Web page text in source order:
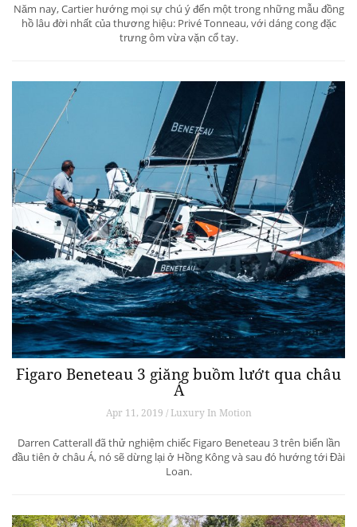
Năm nay, Cartier hướng mọi sự chú ý đến một trong những mẫu đồng
hồ lâu đời nhất của thương hiệu: Privé Tonneau, với dáng cong đặc
trưng ôm vừa vặn cổ tay.
Figaro Beneteau 3 giăng buồm lướt qua châu
Á
Apr 11, 2019 / Luxury In Motion
Darren Catterall đã thử nghiệm chiếc Figaro Beneteau 3 trên biển lần
đầu tiên ở châu Á, nó sẽ dừng lại ở Hồng Kông và sau đó hướng tới Đài
Loan.